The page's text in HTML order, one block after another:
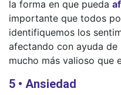
la forma en que pueda
importante que todos
identifiquemos los
afectando con ayuda
mucho más valioso que
5 • Ansiedad